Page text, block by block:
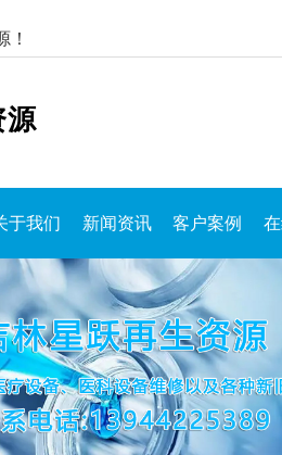
！
源
于我们 新闻资讯 客户案例